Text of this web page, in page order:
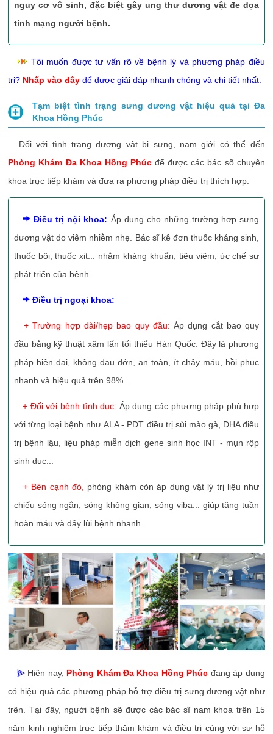
nguy cơ vô sinh, đặc biệt gây ung thư dương vật đe dọa
tính mạng người bệnh.
Tôi muốn được tư vấn rõ về bệnh lý và phương pháp điều
trị? Nhấp vào đây để được giải đáp nhanh chóng và chi tiết nhất.
Tạm biệt tình trạng sưng dương vật hiệu quả tại Đa
Khoa Hồng Phúc
Đối với tình trạng dương vật bị sưng, nam giới có thể đến
Phòng Khám Đa Khoa Hồng Phúcđể được các bác sõ chuyên
khoa trực tiếp khám và đưa ra phương pháp điều trị thích hợp.
Điều trị nội khoa: Áp dụng cho những trường hợp sưng
dương vật do viêm nhiễm nhẹ. Bác sĩ kê đơn thuốc kháng sinh,
thuốc bôi, thuốc xịt... nhằm kháng khuẩn, tiêu viêm, ức chế sự
phát triển của bệnh.
Điều trị ngoại khoa:
+ Trường hợp dài/hẹp bao quy đầu: Áp dụng cắt bao quy
đầu bằng kỹ thuật xâm lấn tối thiểu Hàn Quốc. Đây là phương
pháp hiện đại, không đau đớn, an toàn, ít chảy máu, hồi phục
nhanh và hiệu quả trên 98%...
+ Đối với bệnh tình dục: Áp dụng các phương pháp phù hợp
với từng loại bệnh như ALA - PDT điều trị sùi mào gà, DHA điều
trị bệnh lậu, liệu pháp miễn dịch gene sinh học INT - mụn rộp
sinh dục...
+ Bên cạnh đó, phòng khám còn áp dụng vật lý trị liệu như
chiếu sóng ngắn, sóng không gian, sóng viba... giúp tăng tuần
hoàn máu và đẩy lùi bệnh nhanh.
⫸Hiện nay, Phòng Khám Đa Khoa Hồng Phúc đang áp dụng
có hiệu quả các phương pháp hỗ trợ điều trị sưng dương vật như
trên. Tại đây, người bệnh sẽ được các bác sĩ nam khoa trên 15
năm kinh nghiệm trực tiếp thăm khám và điều trị cùng với sự hỗ